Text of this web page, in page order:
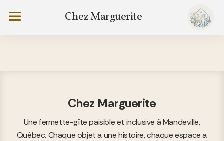
au
contenu
Chez Marguerite
Menu
Chez Marguerite
Une fermette-gîte paisible et inclusive à Mandeville,
Québec. Chaque objet a une histoire, chaque espace a